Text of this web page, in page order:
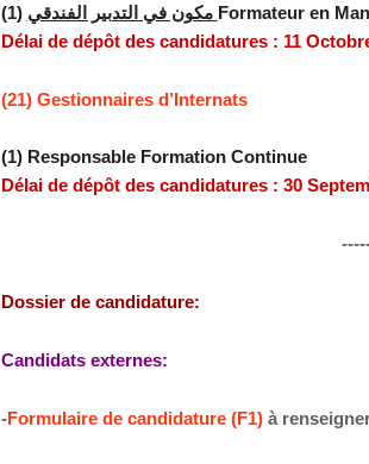
(1) مكون في التدبير الفندقي Formateur en
Délai de dépôt des candidatures : 11
(21) Gestionnaires d’Internats
(1) Responsable Formation Continue
Délai de dépôt des candidatures : 30
Dossier de candidature:
Candidats externes:
-Formulaire de candidature (F1)à